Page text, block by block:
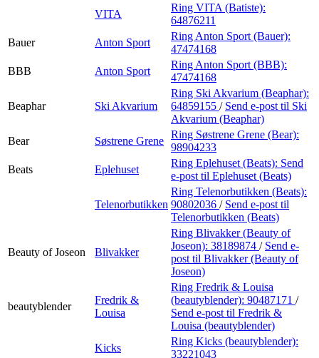
VITA
Ring VITA (Batiste):
64876211
Bauer
Anton Sport
Ring Anton Sport (Bauer):
47474168
BBB
Anton Sport
Ring Anton Sport (BBB):
47474168
Beaphar Ski Akvarium
Ring Ski Akvarium (Beaphar):
64859155 / Send e-post til Ski
Akvarium (Beaphar)
Bear
Søstrene Grene
Ring Søstrene Grene (Bear):
98904233
Beats
Eplehuset
Ring Eplehuset (Beats): Send
e-post til Eplehuset (Beats)
Telenorbutikken
Ring Telenorbutikken (Beats):
90802036 / Send e-post til
Telenorbutikken (Beats)
Beauty of Joseon Blivakker
Ring Blivakker (Beauty of
Joseon): 38189874 / Send e-
post til Blivakker (Beauty of
Joseon)
beautyblender
Fredrik &
Louisa
Ring Fredrik & Louisa
(beautyblender): 90487171 /
Send e-post til Fredrik &
Louisa (beautyblender)
Kicks
Ring Kicks (beautyblender):
33221043